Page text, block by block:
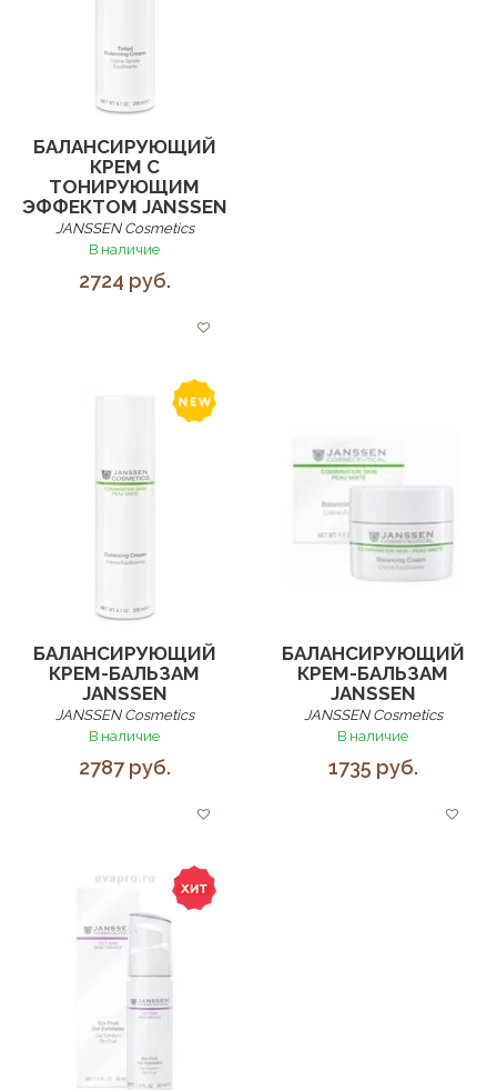
БАЛАНСИРУЮЩИЙ
КРЕМ С
ТОНИРУЮЩИМ
ЭФФЕКТОМ JANSSEN
JANSSEN Cosmetics
В наличие
2724 руб.
БАЛАНСИРУЮЩИЙ
КРЕМ-БАЛЬЗАМ
JANSSEN
JANSSEN Cosmetics
В наличие
2787 руб.
БАЛАНСИРУЮЩИЙ
КРЕМ-БАЛЬЗАМ
JANSSEN
JANSSEN Cosmetics
В наличие
1735 руб.